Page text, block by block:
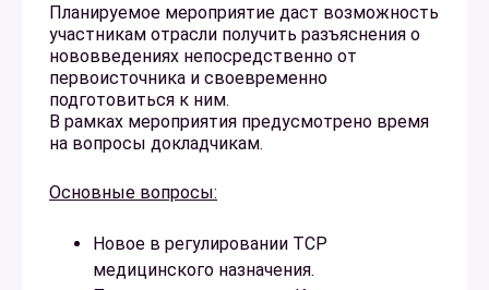
Планируемое мероприятие даст возможность
участникам отрасли получить разъяснения о
нововведениях непосредственно от
первоисточника и своевременно
подготовиться к ним.
В рамках мероприятия предусмотрено время
на вопросы докладчикам.
Основные вопросы:
Новое в регулировании ТСР
медицинского назначения.